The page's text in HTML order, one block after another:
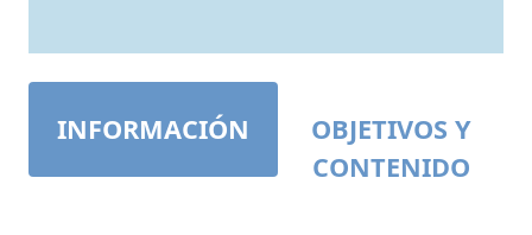
INFORMACIÓN
OBJETIVOS Y
CONTENIDO